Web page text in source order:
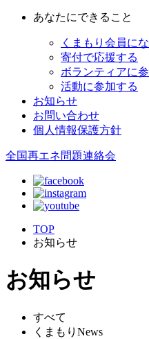
あなたにできること
くまもり会員に
寄付で応援する
ボランティアに
活動に参加する
お知らせ
お問い合わせ
個人情報保護方針
全国再エネ問題連絡会
TOP
お知らせ
お知らせ
すべて
くまもりNews